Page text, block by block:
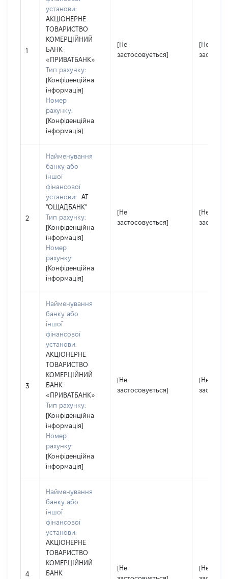
1
установи:
АКЦІОНЕРНЕ
ТОВАРИСТВО
КОМЕРЦІЙНИЙ
БАНК
«ПРИВАТБАНК»
Тип рахунку:
[Конфіденційна
інформація]
Номер
рахунку:
[Конфіденційна
інформація]
[Не
застосовується]
[Не
2
Найменування
банку або
іншої
фінансової
установи:
АТ
"ОЩАДБАНК"
Тип рахунку:
[Конфіденційна
інформація]
Номер
рахунку:
[Конфіденційна
інформація]
[Не
застосовується]
[Не
3
Найменування
банку або
іншої
фінансової
установи:
АКЦІОНЕРНЕ
ТОВАРИСТВО
КОМЕРЦІЙНИЙ
БАНК
«ПРИВАТБАНК»
Тип рахунку:
[Конфіденційна
інформація]
Номер
рахунку:
[Конфіденційна
інформація]
[Не
застосовується]
[Не
4
Найменування
банку або
іншої
фінансової
установи:
АКЦІОНЕРНЕ
ТОВАРИСТВО
КОМЕРЦІЙНИЙ
БАНК
[Не
[Не